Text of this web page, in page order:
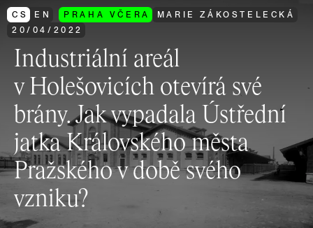
CS EN PRAHA VČERA
MARIE ZÁKOSTELECKÁ
20/ 04/ 2022
Industriální areál
v Holešovicích otevírá své
brány. Jak vypadala Ústřední
jatka Královského města
Pražského v době svého
vzniku?